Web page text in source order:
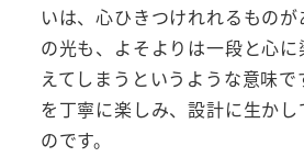
いは、心ひきつけれれるもの
の光も、よそよりは一段と心
えてしまうというような意味
を丁寧に楽しみ、設計に生か
のです。